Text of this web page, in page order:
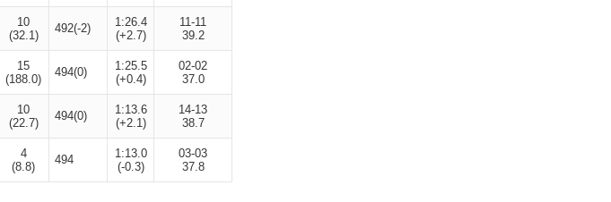
10
(32.1)
492(-2)
1:26.4
(+2.7)
11-11
39.2
15
(188.0)
494(0)
1:25.5
(+0.4)
02-02
37.0
10
(22.7)
494(0)
1:13.6
(+2.1)
14-13
38.7
4
(8.8)
494
1:13.0
(-0.3)
03-03
37.8